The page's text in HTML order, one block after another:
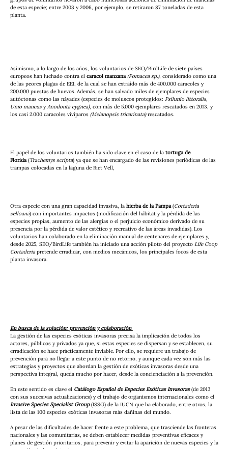
de esta especie; entre 2003 y 2006, por ejemplo, se retiraron 87 toneladas de esta
planta.
Asimismo, a lo largo de los años, los voluntarios de SEO/BirdLife de siete países
europeos han luchado contra el caracol manzana (Pomacea sp.), considerado como una
de las peores plagas de EEI, de la cual se han extraído más de 400.000 caracoles y
200.000 puestas de huevos. Además, se han salvado miles de ejemplares de especies
autóctonas como las náyades (especies de moluscos protegidos: Psilunio littoralis,
Unio mancus y Anodonta cygnea), con más de 5.000 ejemplares rescatados en 2013, y
los casi 2.000 caracoles vivíparos (Melanopsis tricarinata) rescatados.
El papel de los voluntarios también ha sido clave en el caso de la tortuga de
Florida (Trachemys scripta) ya que se han encargado de las revisiones periódicas de las
trampas colocadas en la laguna de Riet Vell,
Otra especie con una gran capacidad invasiva, la hierba de la Pampa (Cortaderia
selloana) con importantes impactos (modificación del hábitat y la pérdida de las
especies propias, aumento de las alergias o el perjuicio económico derivado de su
presencia por la pérdida de valor estético y recreativo de las áreas invadidas). Los
voluntarios han colaborado en la eliminación manual de centenares de ejemplares y,
desde 2025, SEO/BirdLife también ha iniciado una acción piloto del proyecto Life Coop
Cortaderia pretende erradicar, con medios mecánicos, los principales focos de esta
planta invasora.
En busca de la solución: prevención y colaboración
La gestión de las especies exóticas invasoras precisa la implicación de todos los
actores, públicos y privados ya que, si estas especies se dispersan y se establecen, su
erradicación se hace prácticamente inviable. Por ello, se requiere un trabajo de
prevención para no llegar a este punto de no retorno, y aunque cada vez son más las
estrategias y proyectos que abordan la gestión de exóticas invasoras desde una
perspectiva integral, queda mucho por hacer, desde la concienciación a la prevención.
En este sentido es clave el Catálogo Español de Especies Exóticas Invasoras (de 2013
con sus sucesivas actualizaciones) y el trabajo de organismos internacionales como el
Invasive Species Specialist Group (ISSG) de la IUCN que ha elaborado, entre otros, la
lista de las 100 especies exóticas invasoras más dañinas del mundo.
A pesar de las dificultades de hacer frente a este problema, que trasciende las fronteras
nacionales y las comunitarias, se deben establecer medidas preventivas eficaces y
planes de gestión prioritarios, para prevenir y evitar la aparición de nuevas especies y la